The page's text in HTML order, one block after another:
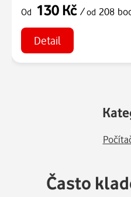
Od 130 Kč /od 208
Detail
Často